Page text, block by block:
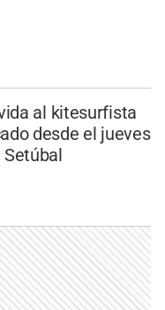
al kitesurfista
desde el jueves
Setúbal